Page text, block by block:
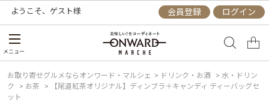
ようこそ、 ゲスト様 会員登録 ログイン
メニュー
お取り寄せグルメならオンワード・マルシェ > ドリンク・お酒 > 水・ドリン
ク
> お茶 >
【尾道紅茶オリジナル】ディンブラ＋キャンディ ティーバッグセ
ット